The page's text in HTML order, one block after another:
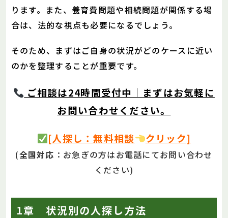
ります。また、養育費問題や相続問題が関係する場
合は、法的な視点も必要になるでしょう。
そのため、まずはご自身の状況がどのケースに近い
のかを整理することが重要です。
ご相談は24時間受付中｜まずはお気軽に
お問い合わせください。
[人探し：無料相談 クリック]
(全国対応 ：お急ぎの方はお電話にてお問い合わせ
ください)
1章 状況別の人探し方法